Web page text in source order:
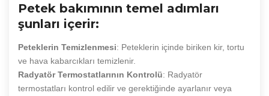
Petek bakımının temel adımları
şunları içerir:
Peteklerin Temizlenmesi: Peteklerin içinde biriken kir, tortu
ve hava kabarcıkları temizlenir.
Radyatör Termostatlarının Kontrolü: Radyatör
termostatları kontrol edilir ve gerektiğinde ayarlanır veya